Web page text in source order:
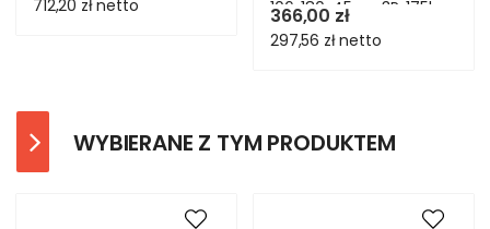
712,20 złnetto
106x180x45cm 3Px175kg
366,00 zł
297,56 złnetto
WYBIERANE Z TYM PRODUKTEM